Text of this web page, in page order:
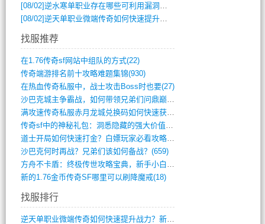
[08/02]逆水寒单职业存在哪些可利用漏洞？如何快速提升战力？
[08/02]逆天单职业微端传奇如何快速提升战力？新手必看攻略
找服推荐
在1.76传奇sf网站中组队的方式(22)
传奇端游排名前十攻略难题集锦(930)
在热血传奇私服中，战士攻击Boss时也要(27)
沙巴克城主争霸战，如何带领兄弟们问鼎巅峰(565)
满攻速传奇私服赤月龙城兑换码如何快速获取(676)
传奇sf中的神秘礼包：洞悉隐藏的强大价值(427)
道士开局如何快速打金？白嫖玩家必看攻略(5)
沙巴克何时再战？兄弟们该如何备战？(659)
方舟不卡盾：终极传世攻略宝典，新手小白逆(495)
新的1.76金币传奇SF哪里可以刷降魔戒(18)
找服排行
逆天单职业微端传奇如何快速提升战力？新手(4)